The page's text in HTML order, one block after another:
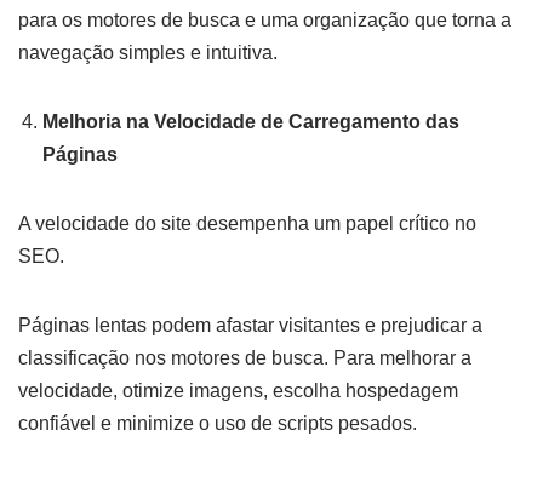
para os motores de busca e uma organização que torna a
navegação simples e intuitiva.
Melhoria na Velocidade de Carregamento das
Páginas
A velocidade do site desempenha um papel crítico no
SEO.
Páginas lentas podem afastar visitantes e prejudicar a
classificação nos motores de busca. Para melhorar a
velocidade, otimize imagens, escolha hospedagem
confiável e minimize o uso de scripts pesados.